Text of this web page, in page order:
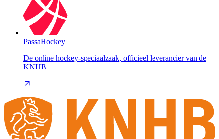
PassaHockey
De online hockey-speciaalzaak, officieel leverancier van de
KNHB